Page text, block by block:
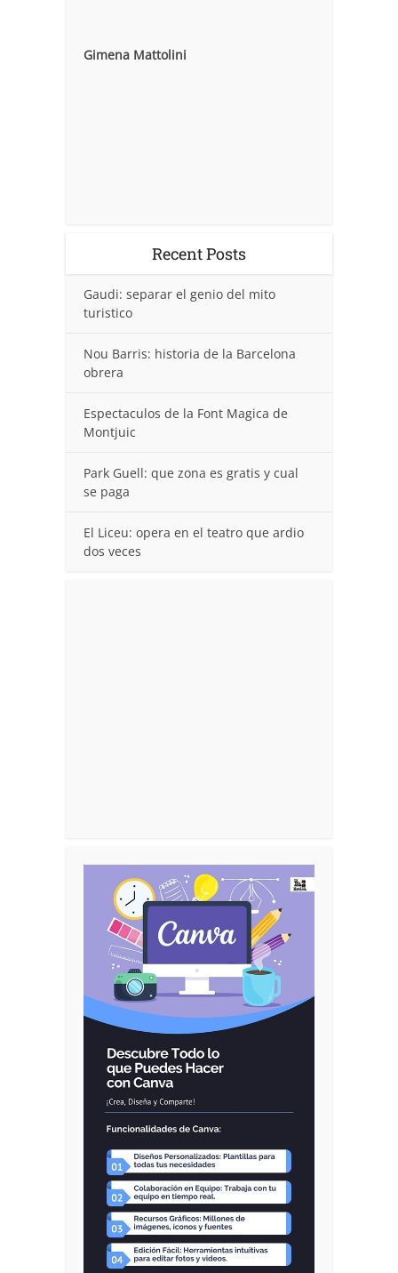
Gimena Mattolini
Recent Posts
Gaudi: separar el genio del mito
turistico
Nou Barris: historia de la Barcelona
obrera
Espectaculos de la Font Magica de
Montjuic
Park Guell: que zona es gratis y cual
se paga
El Liceu: opera en el teatro que ardio
dos veces